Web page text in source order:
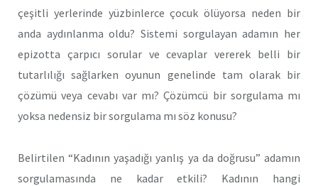
çeşitli yerlerinde yüzbinlerce çocuk ölüyorsa neden bir
anda aydınlanma oldu? Sistemi sorgulayan adamın her
epizotta çarpıcı sorular ve cevaplar vererek belli bir
tutarlılığı sağlarken oyunun genelinde tam olarak bir
çözümü veya cevabı var mı? Çözümcü bir sorgulama mı
yoksa nedensiz bir sorgulama mı söz konusu?
Belirtilen “Kadının yaşadığı yanlış ya da doğrusu” adamın
sorgulamasında ne kadar etkili? Kadının hangi